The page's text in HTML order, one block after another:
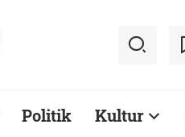
Politik Kultur